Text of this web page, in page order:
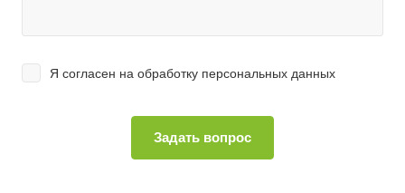
Я согласен на обработку персональных данных